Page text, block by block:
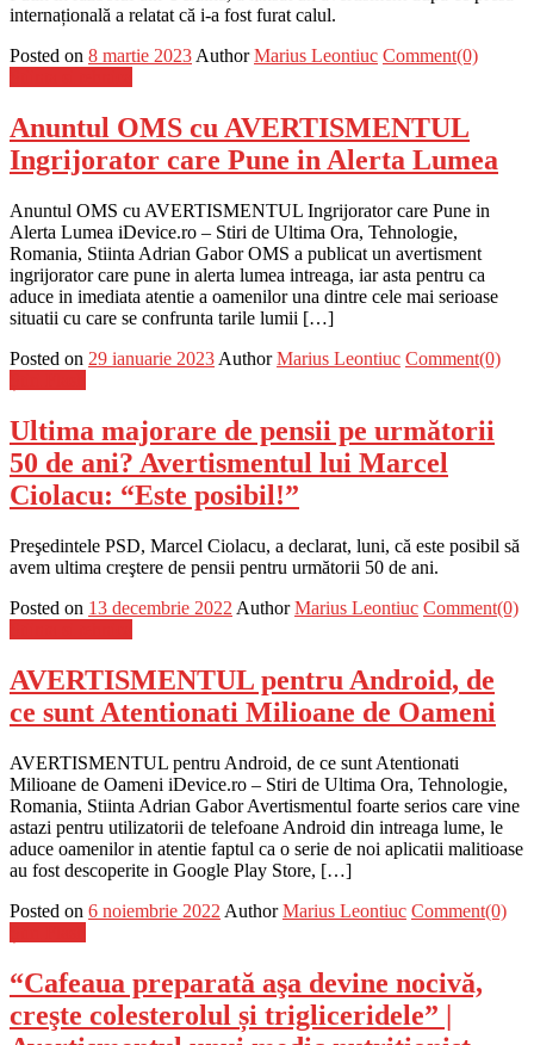
internațională a relatat că i-a fost furat calul.
Posted on 8 martie 2023 Author Marius Leontiuc Comment(0)
Anuntul OMS cu AVERTISMENTUL
Ingrijorator care Pune in Alerta Lumea
Anuntul OMS cu AVERTISMENTUL Ingrijorator care Pune in
Alerta Lumea iDevice.ro – Stiri de Ultima Ora, Tehnologie,
Romania, Stiinta Adrian Gabor OMS a publicat un avertisment
ingrijorator care pune in alerta lumea intreaga, iar asta pentru ca
aduce in imediata atentie a oamenilor una dintre cele mai serioase
situatii cu care se confrunta tarile lumii […]
Posted on 29 ianuarie 2023 Author Marius Leontiuc Comment(0)
Ultima majorare de pensii pe următorii
50 de ani? Avertismentul lui Marcel
Ciolacu: “Este posibil!”
Preşedintele PSD, Marcel Ciolacu, a declarat, luni, că este posibil să
avem ultima creştere de pensii pentru următorii 50 de ani.
Posted on 13 decembrie 2022 Author Marius Leontiuc Comment(0)
AVERTISMENTUL pentru Android, de
ce sunt Atentionati Milioane de Oameni
AVERTISMENTUL pentru Android, de ce sunt Atentionati
Milioane de Oameni iDevice.ro – Stiri de Ultima Ora, Tehnologie,
Romania, Stiinta Adrian Gabor Avertismentul foarte serios care vine
astazi pentru utilizatorii de telefoane Android din intreaga lume, le
aduce oamenilor in atentie faptul ca o serie de noi aplicatii malitioase
au fost descoperite in Google Play Store, […]
Posted on 6 noiembrie 2022 Author Marius Leontiuc Comment(0)
“Cafeaua preparată aşa devine nocivă,
creşte colesterolul și trigliceridele” |